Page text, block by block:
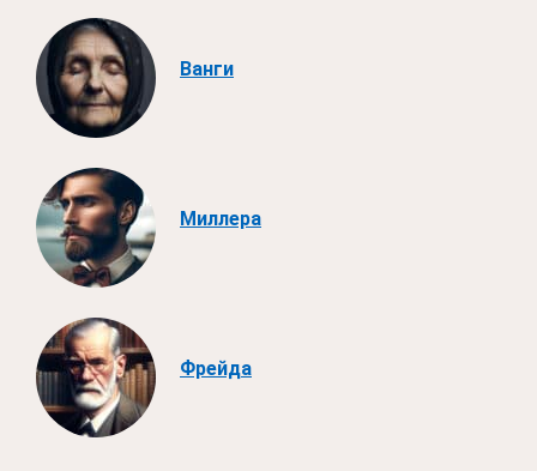
Ванги
Миллера
Фрейда